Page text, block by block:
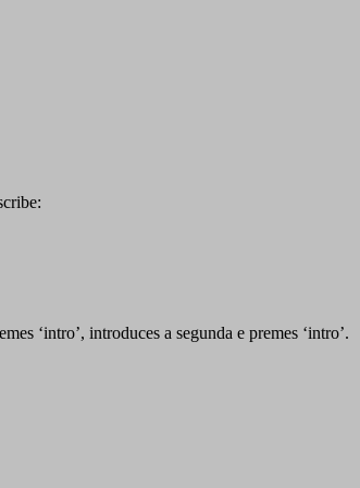
‘intro’, introduces a segunda e premes ‘intro’.